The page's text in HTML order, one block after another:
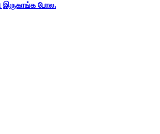
இருகாங்க போல.